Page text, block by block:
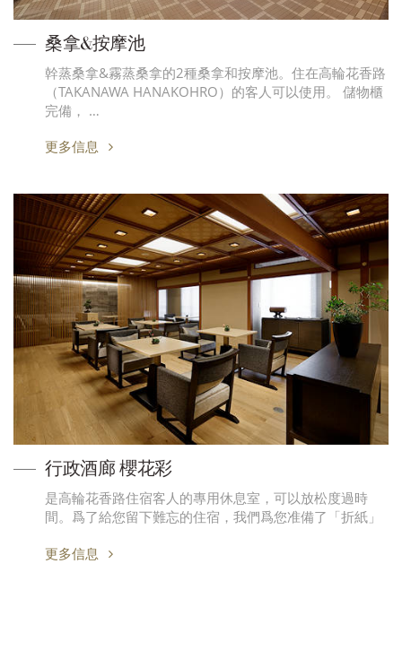
桑拿&按摩池
幹蒸桑拿&霧蒸桑拿的2種桑拿和按摩池。住在高輪花香路
（TAKANAWA HANAKOHRO）的客人可以使用。 儲物櫃
完備， …
更多信息
行政酒廊 櫻花彩
是高輪花香路住宿客人的專用休息室，可以放松度過時
間。爲了給您留下難忘的住宿，我們爲您准備了「折紙」
更多信息